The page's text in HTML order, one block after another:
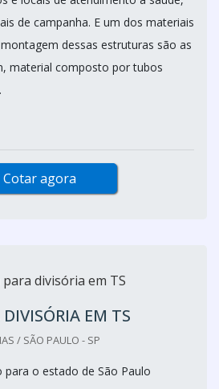
de campanha. E um dos materiais
dessas estruturas são as
material composto por tubos
Cotar agora
EM TS
/ SÃO PAULO - SP
para o estado de São Paulo